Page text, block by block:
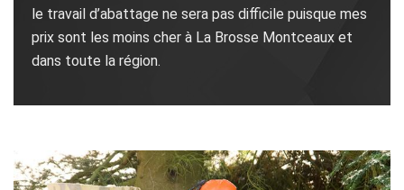
le travail d’abattage ne sera pas difficile puisque mes
prix sont les moins cher à La Brosse Montceaux et
dans toute la région.